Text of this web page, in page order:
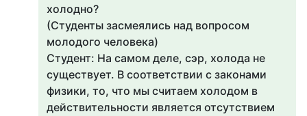
холодно?
(Студенты засмеялись над вопросом
молодого человека)
Студент: На самом деле, сэр, холода не
существует. В соответствии с законами
физики, то, что мы считаем холодом в
действительности является отсутствием